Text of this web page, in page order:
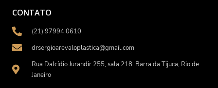
CONTATO
(21) 97994 0610
drsergioarevaloplastica@gmail.com
Rua Dalcídio Jurandir 255, sala 218. Barra da Tijuca, Rio de
Janeiro